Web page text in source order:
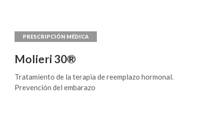
Molieri 30®
Tratamiento de la terapia de reemplazo hormonal.
Prevención del embarazo